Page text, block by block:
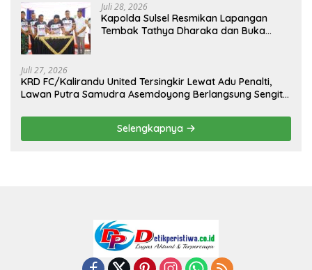
Juli 28, 2026
Kapolda Sulsel Resmikan Lapangan
Tembak Tathya Dharaka dan Buka
Juli 27, 2026
KRD FC/Kalirandu United Tersingkir Lewat Adu Penalti,
Lawan Putra Samudra Asemdoyong Berlangsung Sengit
Selengkapnya